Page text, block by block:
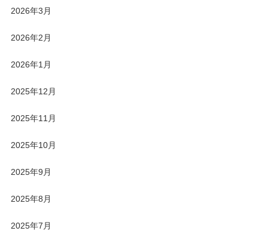
2026年3月
2026年2月
2026年1月
2025年12月
2025年11月
2025年10月
2025年9月
2025年8月
2025年7月